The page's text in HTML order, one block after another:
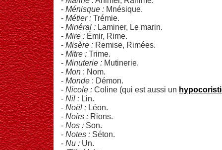
- Ménisque : Mnésique.
- Métier : Trémie.
- Minéral : Laminer, Le marin.
- Mire : Émir, Rime.
- Misère : Remise, Rimées.
- Mitre : Trime.
- Minuterie : Mutinerie.
- Mon : Nom.
- Monde : Démon.
- Nicole : Coline (qui est aussi un
- Nil : Lin.
- Noël : Léon.
- Noirs : Rions.
- Nos : Son.
- Notes : Séton.
- Nu : Un.